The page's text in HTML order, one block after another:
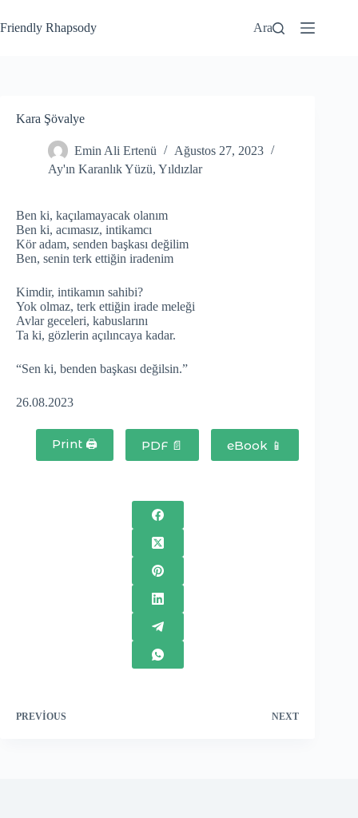
Friendly Rhapsody Ara
Kara Şövalye
Emin Ali Ertenü
Ağustos 27, 2023
Ay'ın Karanlık Yüzü, Yıldızlar
Ben ki, kaçılamayacak olanım
Ben ki, acımasız, intikamcı
Kör adam, senden başkası değilim
Ben, senin terk ettiğin iradenim
Kimdir, intikamın sahibi?
Yok olmaz, terk ettiğin irade meleği
Avlar geceleri, kabuslarını
Ta ki, gözlerin açılıncaya kadar.
“Sen ki, benden başkası değilsin.”
26.08.2023
Print 🖨 PDF 📄 eBook 📱
PREVIOUS NEXT